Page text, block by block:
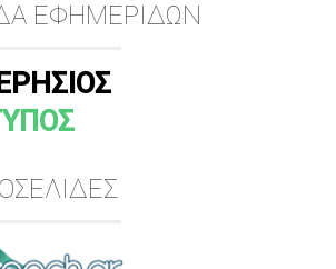
ΕΦΗΜΕΡΙΔΩΝ